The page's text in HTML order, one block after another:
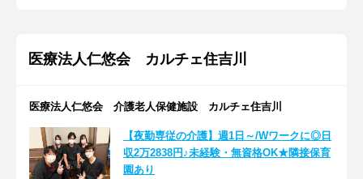
医療法人仁悠会 カルチェ住吉川
医療法人仁悠会 介護老人保健施設 カルチェ住吉川
【夜勤専従の介護】週1日～/Wワークに◎日
収2万2838円♪未経験・無資格OK★隣接保育
園あり